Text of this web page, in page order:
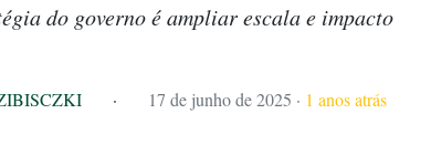
do governo é ampliar escala e impacto
· 17 de junho de 2025 · 1 anos atrás